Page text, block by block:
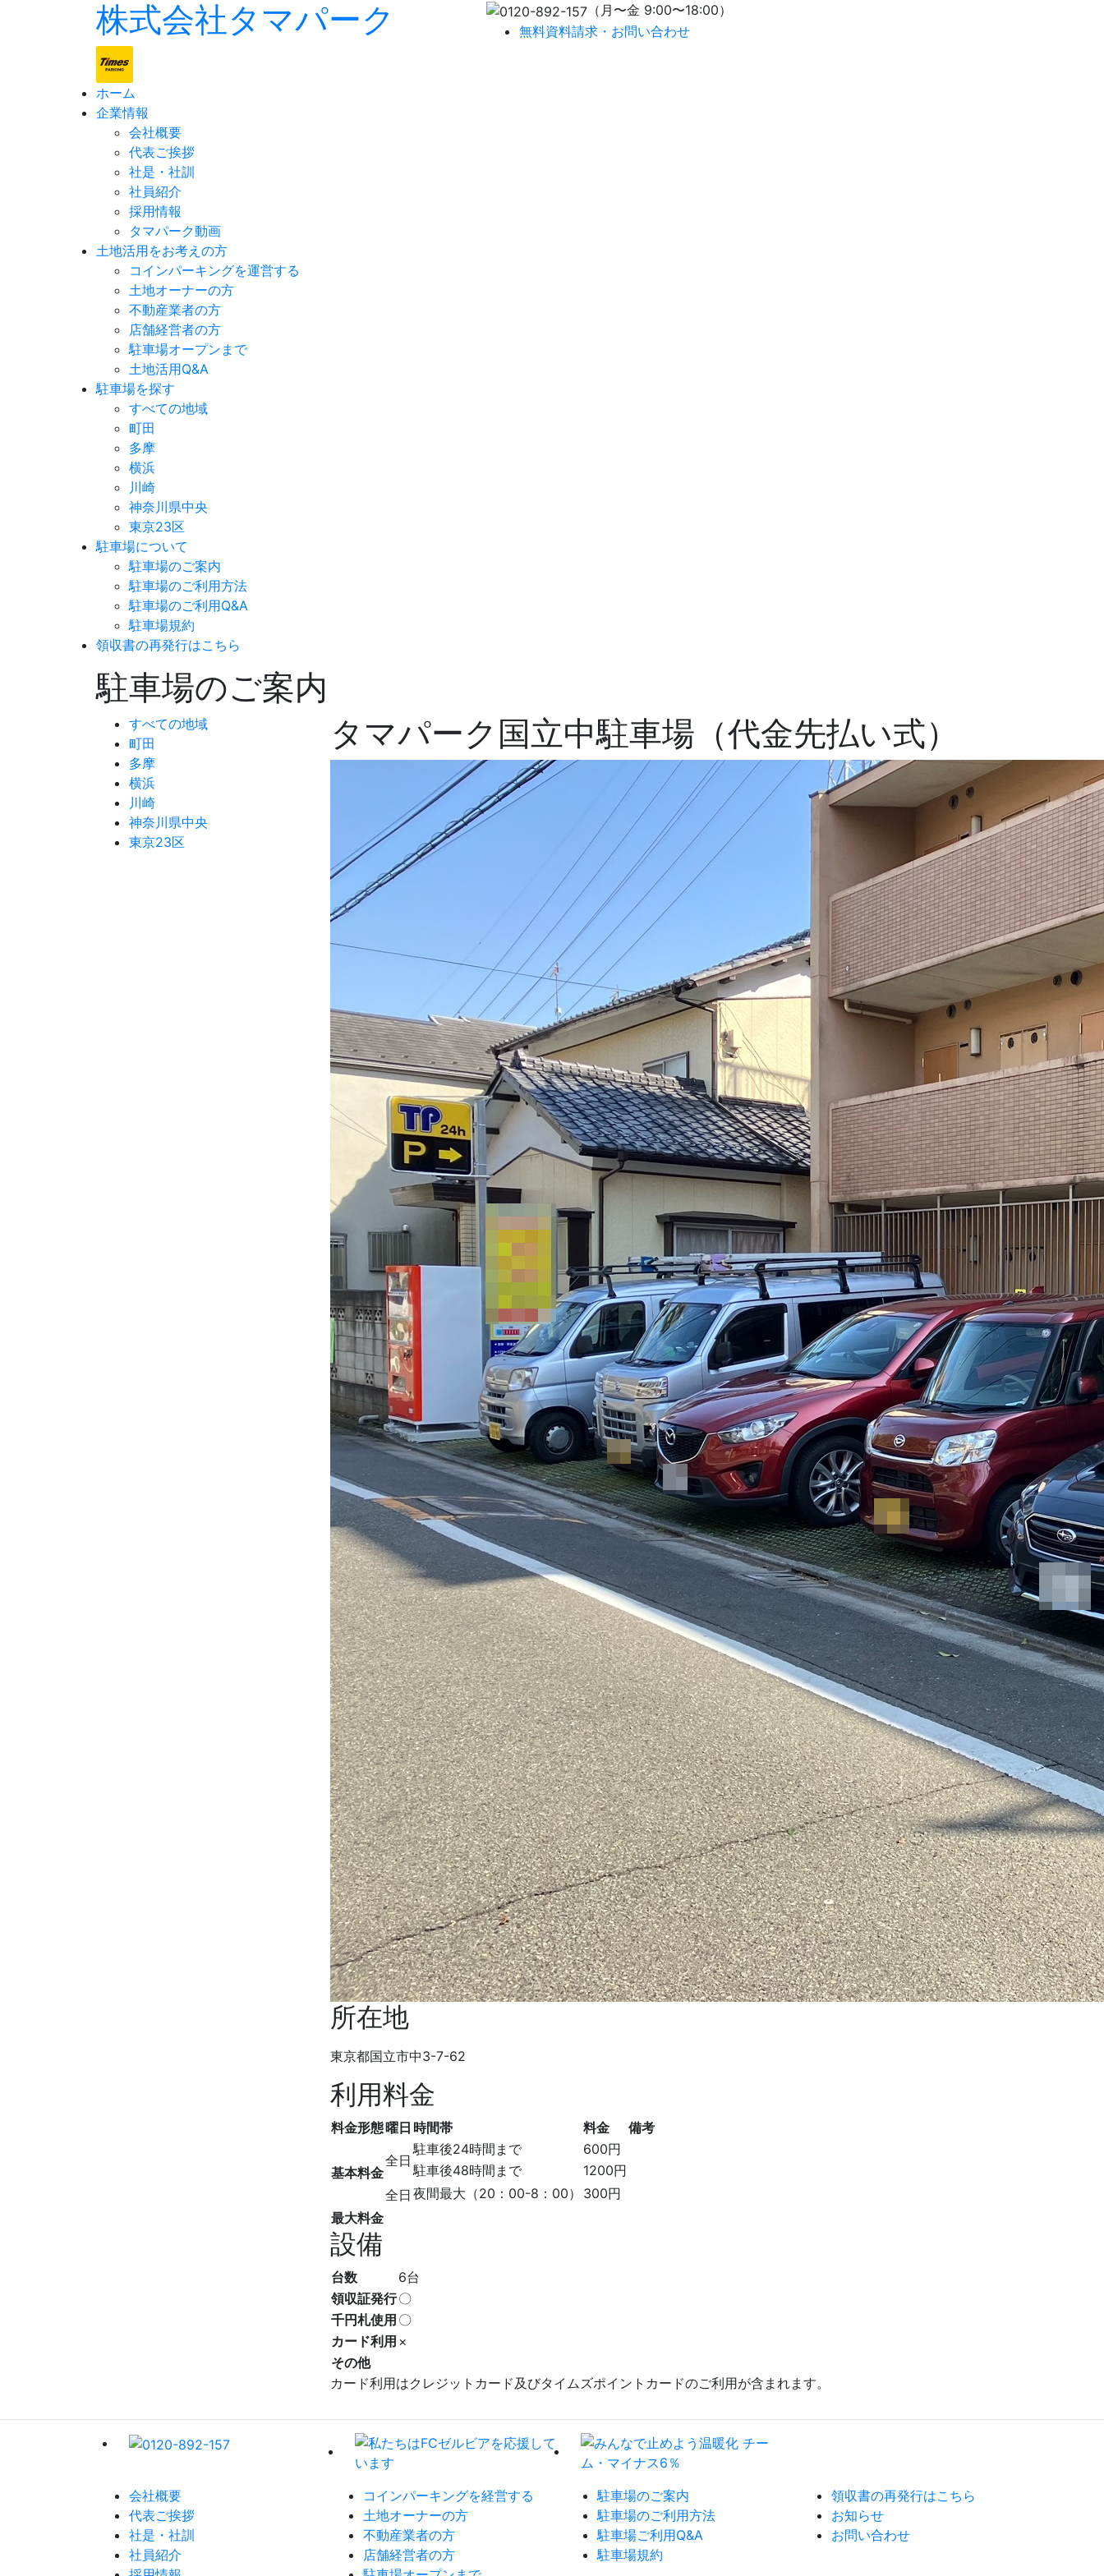
株式会社タマパーク
（月〜金 9:00〜18:00）
無料資料請求・お問い合わせ
ホーム
企業情報
会社概要
代表ご挨拶
社是・社訓
社員紹介
採用情報
タマパーク動画
土地活用をお考えの方
コインパーキングを運営する
土地オーナーの方
不動産業者の方
店舗経営者の方
駐車場オープンまで
土地活用Q&A
駐車場を探す
すべての地域
町田
多摩
横浜
川崎
神奈川県中央
東京23区
駐車場について
駐車場のご案内
駐車場のご利用方法
駐車場のご利用Q&A
駐車場規約
領収書の再発行はこちら
駐車場のご案内
すべての地域
町田
多摩
横浜
川崎
神奈川県中央
東京23区
タマパーク国立中駐車場（代金先払い式）
所在地
東京都国立市中3-7-62
利用料金
料金形態曜日 時間帯 料金 備考
基本料金
全日
駐車後24時間まで
600円
駐車後48時間まで
1200円
全日 夜間最大（20：00-8：00）
300円
最大料金
設備
台数
6台
領収証発行〇
千円札使用 〇
カード利用 ×
その他
カード利用はクレジットカード及びタイムズポイントカードのご利用が含まれます。
会社概要
代表ご挨拶
社是・社訓
社員紹介
コインパーキングを経営する
土地オーナーの方
不動産業者の方
店舗経営者の方
駐車場のご案内
駐車場のご利用方法
駐車場ご利用Q&A
駐車場規約
領収書の再発行はこちら
お知らせ
お問い合わせ